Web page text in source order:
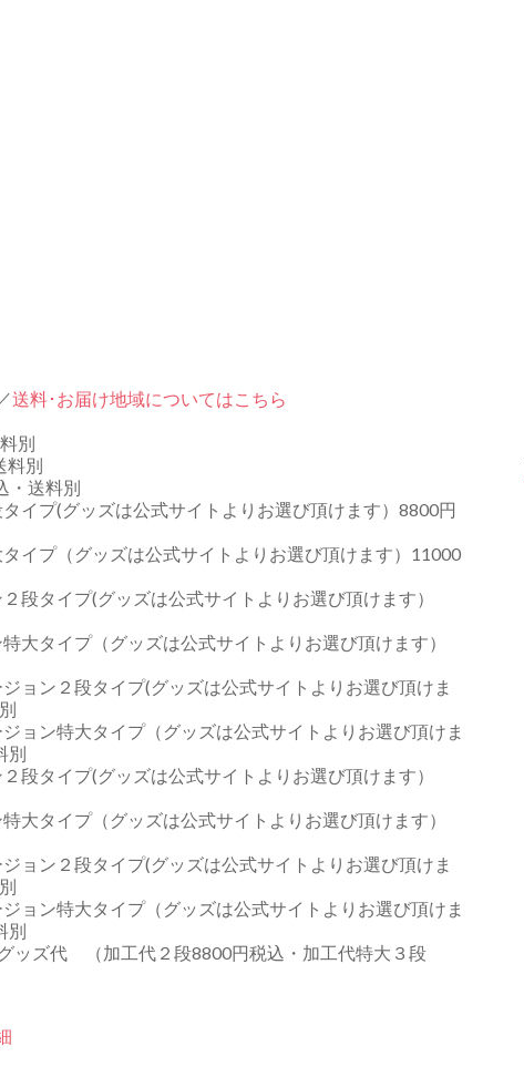
／送料･お届け地域についてはこちら
別
料別
・送料別
イプ(グッズは公式サイトよりお選び頂けます）8800円
イプ（グッズは公式サイトよりお選び頂けます）11000
段タイプ(グッズは公式サイトよりお選び頂けます）
大タイプ（グッズは公式サイトよりお選び頂けます）
ョン２段タイプ(グッズは公式サイトよりお選び頂けま
ョン特大タイプ（グッズは公式サイトよりお選び頂けま
別
段タイプ(グッズは公式サイトよりお選び頂けます）
大タイプ（グッズは公式サイトよりお選び頂けます）
ョン２段タイプ(グッズは公式サイトよりお選び頂けま
ョン特大タイプ（グッズは公式サイトよりお選び頂けま
別
ッズ代 （加工代２段8800円税込・加工代特大３段